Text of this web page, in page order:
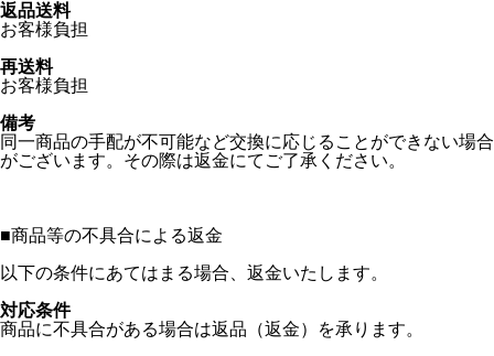
返品送料
お客様負担
再送料
お客様負担
備考
同一商品の手配が不可能など交換に応じることができない場合
がございます。その際は返金にてご了承ください。
■商品等の不具合による返金
以下の条件にあてはまる場合、返金いたします。
対応条件
商品に不具合がある場合は返品（返金）を承ります。